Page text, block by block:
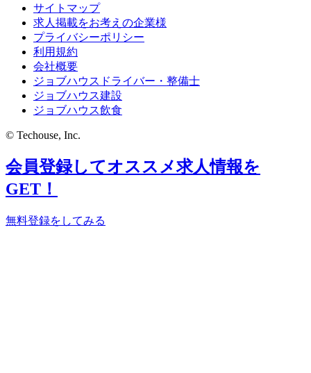
サイトマップ
求人掲載をお考えの企業様
プライバシーポリシー
利用規約
会社概要
ジョブハウスドライバー・整備士
ジョブハウス建設
ジョブハウス飲食
© Techouse, Inc.
会員登録してオススメ求人情報を
GET！
無料登録をしてみる